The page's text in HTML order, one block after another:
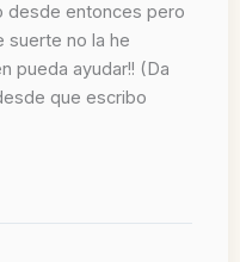
desde entonces pero
suerte no la he
pueda ayudar!! (Da
que escribo